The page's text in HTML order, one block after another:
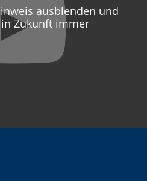
ausblenden und
in Zukunft immer